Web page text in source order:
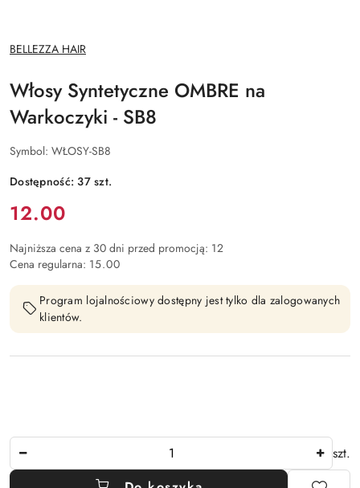
NAZWA
PRODUCENTA:
BELLEZZA HAIR
Włosy Syntetyczne OMBRE na
Warkoczyki - SB8
Symbol: WŁOSY-SB8
Dostępność:37szt.
Cena:
12.00
Najniższa cena z 30 dni przed promocją: 12
Cena regularna: 15.00
Program lojalnościowy dostępny jest tylko dla zalogowanych
klientów.
szt.